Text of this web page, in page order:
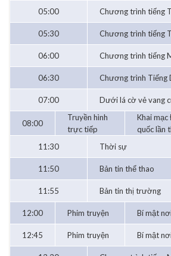
05:00
Chương trình tiếng
05:30 Chương trình tiếng
06:00 Chương trình tiếng
06:30 Chương trình Tiếng
07:00 Dưới lá cờ vẻ vang
08:00
Truyền hình
trực tiếp
Khai mạc
quốc lần
11:30
Thời sự
11:50 Bản tin thể thao
11:55 Bản tin thị trường
12:00 Phim truyện Bí mật
12:45 Phim truyện Bí mật